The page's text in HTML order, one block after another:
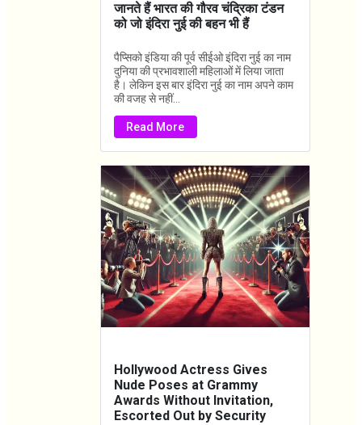
जानते हैं भारत की गौरव चंद्रिका टंडन
को जो इंदिरा नुई की बहन भी हैं
पैप्सिको इंडिया की पूर्व सीईओ इंदिरा नुई का नाम
दुनिया की प्रभावशाली महिलाओं में लिया जाता
है। लेकिन इस बार इंदिरा नुई का नाम अपने काम
की वजह से नहीं...
Read More
Hollywood Actress Gives
Nude Poses at Grammy
Awards Without Invitation,
Escorted Out by Security